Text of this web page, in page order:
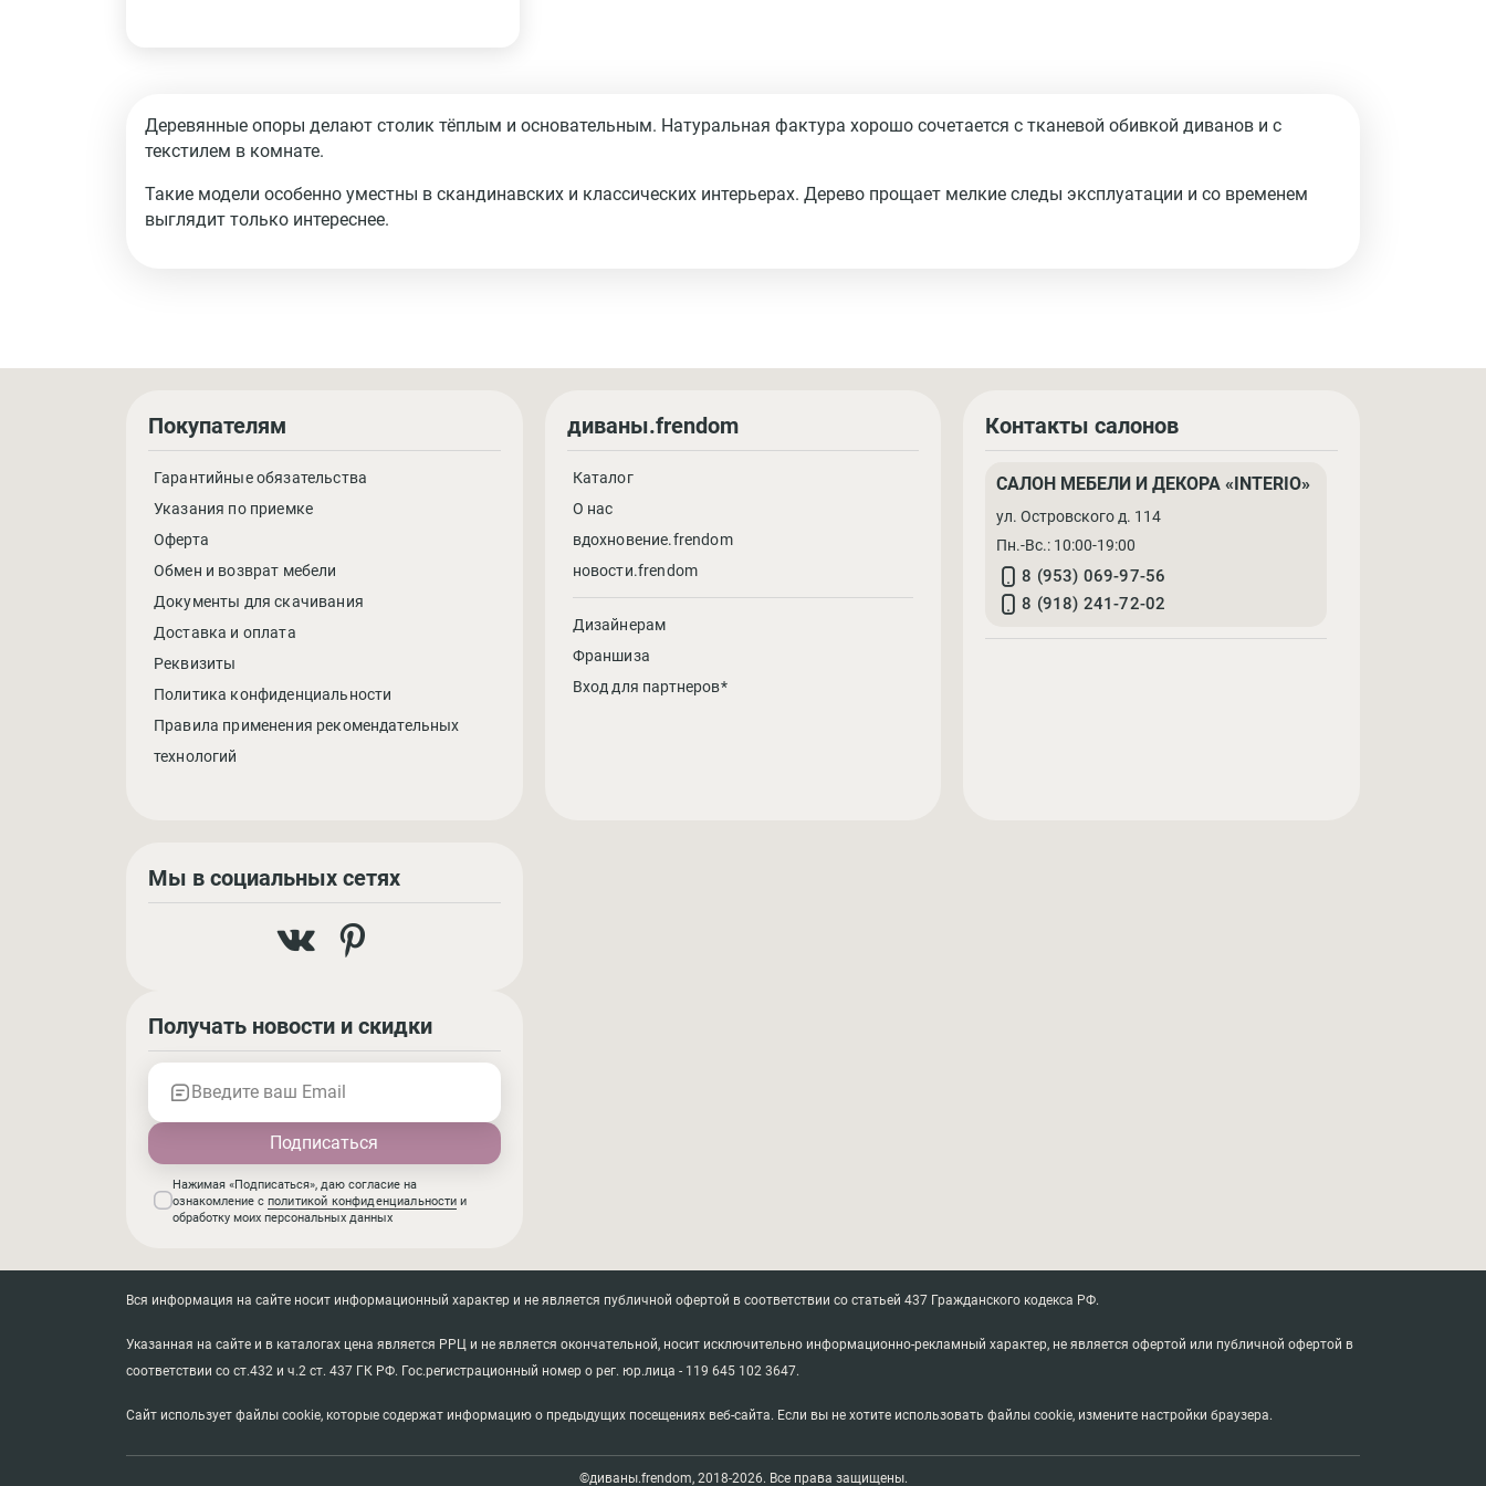
Деревянные опоры делают столик тёплым и основательным. Натуральная фактура хорошо сочетается с тканевой обивкой диванов и с
текстилем в комнате.
Такие модели особенно уместны в скандинавских и классических интерьерах. Дерево прощает мелкие следы эксплуатации и со временем
выглядит только интереснее.
Покупателям
Гарантийные обязательства
Указания по приемке
Оферта
Обмен и возврат мебели
Документы для скачивания
Доставка и оплата
Реквизиты
Политика конфиденциальности
Правила применения рекомендательных
технологий
диваны.frendom
Каталог
О нас
вдохновение.frendom
новости.frendom
Дизайнерам
Франшиза
Вход для партнеров*
Контакты салонов
САЛОН МЕБЕЛИ И ДЕКОРА «INTERIO»
ул. Островского д. 114
Пн.-Вс.: 10:00-19:00
8 (953) 069-97-56
8 (918) 241-72-02
Мы в социальных сетях
Получать новости и скидки
Введите ваш Email
Нажимая «Подписаться», даю согласие на
ознакомление с политикой конфиденциальности и
обработку моих персональных данных
Вся информация на сайте носит информационный характер и не является публичной офертой в соответствии со статьей 437 Гражданского кодекса РФ.
Указанная на сайте и в каталогах цена является РРЦ и не является окончательной, носит исключительно информационно-рекламный характер, не является офертой или публичной офертой в
соответствии со ст.432 и ч.2 ст. 437 ГК РФ. Гос.регистрационный номер о рег. юр.лица - 119 645 102 3647.
Сайт использует файлы cookie, которые содержат информацию о предыдущих посещениях веб-сайта. Если вы не хотите использовать файлы cookie, измените настройки браузера.
©диваны.frendom, 2018-2026. Все права защищены.